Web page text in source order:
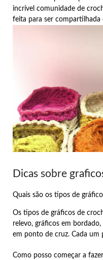
incrível comunidade de
feita para ser compartilhada
Dicas sobre
Quais são os tipos de
Os tipos de gráficos de
relevo, gráficos em
em ponto de cruz. Cada um
Como posso começar a